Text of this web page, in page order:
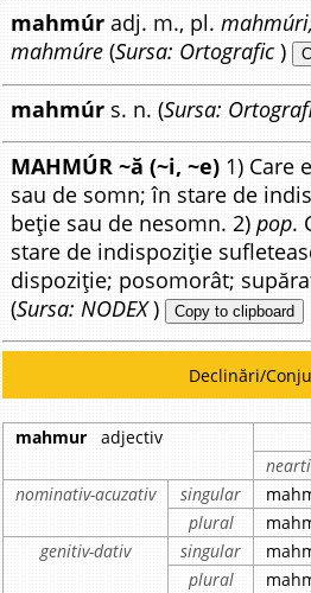
mahmúr adj. m., pl.
mahmúre (Sursa: Ortografic )
mahmúr s. n. (Sursa:
MAHMÚR ~ă (~i, ~e) 1) Care
sau de somn; în stare de
beție sau de nesomn. 2)pop.
stare de indispoziție
dispoziție; posomorât;
(Sursa: NODEX) Copy to clipboard
Declinări/
mahmur adjectiv
nominativ-acuzativ
singular
plural
genitiv-dativ
singular
plural